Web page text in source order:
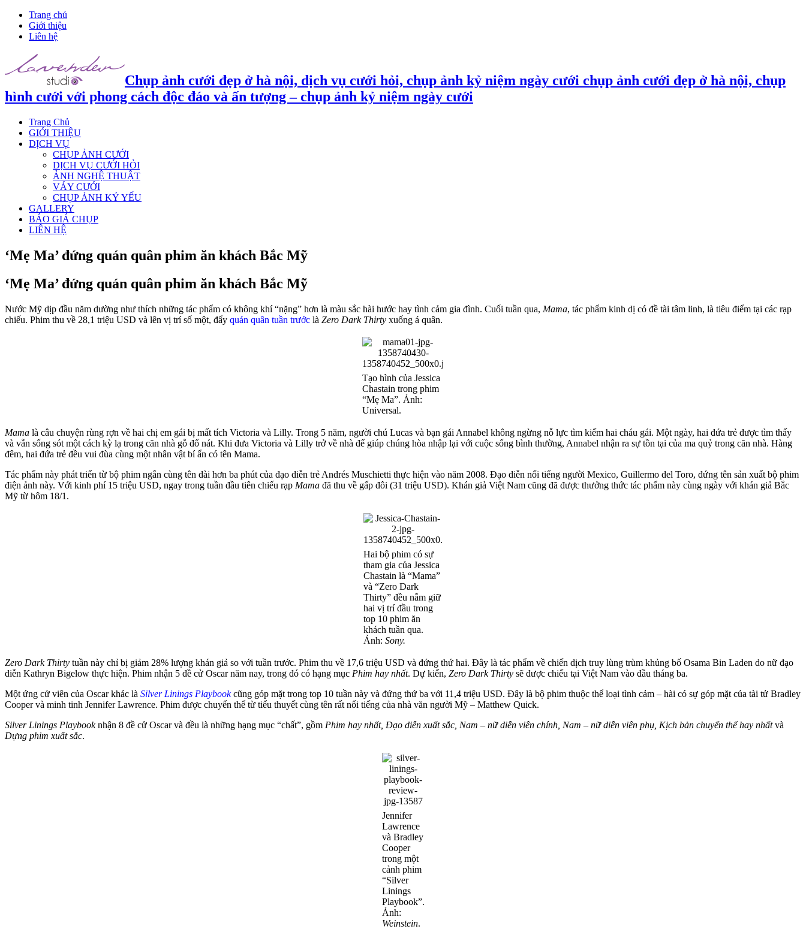
Trang chủ
Giới thiệu
Liên hệ
Chụp ảnh cưới đẹp ở hà nội, dịch vụ cưới hỏi, chụp ảnh kỷ niệm ngày cưới chụp ảnh cưới đẹp ở hà nội, chụp
hình cưới với phong cách độc đáo và ấn tượng – chụp ảnh kỷ niệm ngày cưới
Trang Chủ
GIỚI THIỆU
DỊCH VỤ
CHỤP ẢNH CƯỚI
DỊCH VỤ CƯỚI HỎI
ẢNH NGHỆ THUẬT
VÁY CƯỚI
CHỤP ẢNH KỶ YẾU
GALLERY
BÁO GIÁ CHỤP
LIÊN HỆ
‘Mẹ Ma’ đứng quán quân phim ăn khách Bắc Mỹ
‘Mẹ Ma’ đứng quán quân phim ăn khách Bắc Mỹ
Nước Mỹ dịp đầu năm dường như thích những tác phẩm có không khí “nặng” hơn là màu sắc hài hước hay tình cảm gia đình. Cuối tuần qua, Mama, tác phẩm kinh dị có đề tài tâm linh, là tiêu điểm tại các rạp
chiếu. Phim thu về 28,1 triệu USD và lên vị trí số một, đẩy quán quân tuần trước là Zero Dark Thirty xuống á quân.
Tạo hình của Jessica
Chastain trong phim
“Mẹ Ma”. Ảnh:
Universal.
Mama là câu chuyện rùng rợn về hai chị em gái bị mất tích Victoria và Lilly. Trong 5 năm, người chú Lucas và bạn gái Annabel không ngừng nỗ lực tìm kiếm hai cháu gái. Một ngày, hai đứa trẻ được tìm thấy
và vẫn sống sót một cách kỳ lạ trong căn nhà gỗ đổ nát. Khi đưa Victoria và Lilly trở về nhà để giúp chúng hòa nhập lại với cuộc sống bình thường, Annabel nhận ra sự tồn tại của ma quỷ trong căn nhà. Hàng
đêm, hai đứa trẻ đều vui đùa cùng một nhân vật bí ẩn có tên Mama.
Tác phẩm này phát triển từ bộ phim ngắn cùng tên dài hơn ba phút của đạo diễn trẻ Andrés Muschietti thực hiện vào năm 2008. Đạo diễn nổi tiếng người Mexico, Guillermo del Toro, đứng tên sản xuất bộ phim
điện ảnh này. Với kinh phí 15 triệu USD, ngay trong tuần đầu tiên chiếu rạp Mama đã thu về gấp đôi (31 triệu USD). Khán giả Việt Nam cũng đã được thưởng thức tác phẩm này cùng ngày với khán giả Bắc
Mỹ từ hôm 18/1.
Hai bộ phim có sự
tham gia của Jessica
Chastain là “Mama”
và “Zero Dark
Thirty” đều nắm giữ
hai vị trí đầu trong
top 10 phim ăn
khách tuần qua.
Ảnh: Sony.
Zero Dark Thirty tuần này chỉ bị giảm 28% lượng khán giả so với tuần trước. Phim thu về 17,6 triệu USD và đứng thứ hai. Đây là tác phẩm về chiến dịch truy lùng trùm khủng bố Osama Bin Laden do nữ đạo
diễn Kathryn Bigelow thực hiện. Phim nhận 5 đề cử Oscar năm nay, trong đó có hạng mục Phim hay nhất. Dự kiến, Zero Dark Thirty sẽ được chiếu tại Việt Nam vào đầu tháng ba.
Một ứng cử viên của Oscar khác là Silver Linings Playbookcũng góp mặt trong top 10 tuần này và đứng thứ ba với 11,4 triệu USD. Đây là bộ phim thuộc thể loại tình cảm – hài có sự góp mặt của tài tử Bradley
Cooper và minh tinh Jennifer Lawrence. Phim được chuyển thể từ tiểu thuyết cùng tên rất nổi tiếng của nhà văn người Mỹ – Matthew Quick.
Silver Linings Playbooknhận 8 đề cử Oscar và đều là những hạng mục “chất”, gồm Phim hay nhất, Đạo diễn xuất sắc, Nam – nữ diễn viên chính, Nam – nữ diễn viên phụ, Kịch bản chuyển thể hay nhấtvà
Dựng phim xuất sắc.
Jennifer
Lawrence
và Bradley
Cooper
trong một
cảnh phim
“Silver
Linings
Playbook”.
Ảnh:
Weinstein.